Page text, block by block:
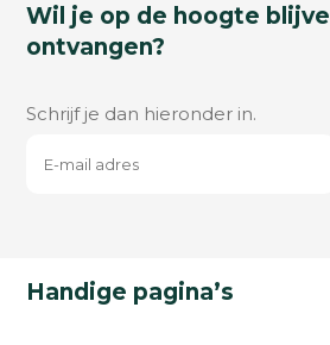
Wil je op de hoogte
ontvangen?
Schrijf je dan hieronder in.
Handige pagina’s